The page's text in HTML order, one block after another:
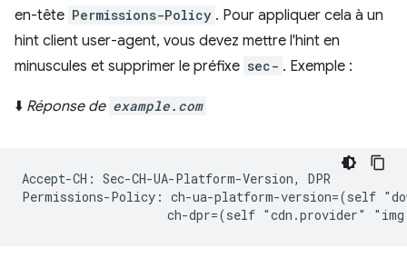
en-tête Permissions-Policy . Pour appliquer cela à un
hint client user-agent, vous devez mettre l'hint en
minuscules et supprimer le préfixe sec- . Exemple :
⬇️ Réponse de example.com
Accept-CH: Sec-CH-UA-Platform-Version, DPR
Permissions-Policy: ch-ua-platform-version=(self